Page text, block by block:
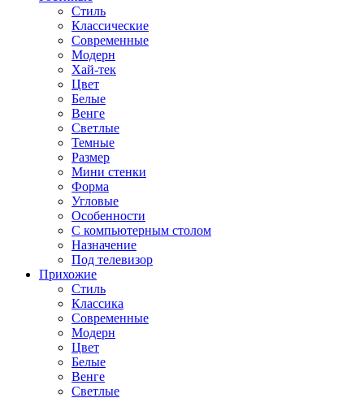
Стиль
Классические
Современные
Модерн
Хай-тек
Цвет
Белые
Венге
Светлые
Темные
Размер
Мини стенки
Форма
Угловые
Особенности
С компьютерным столом
Назначение
Под телевизор
Прихожие
Стиль
Классика
Современные
Модерн
Цвет
Белые
Венге
Светлые